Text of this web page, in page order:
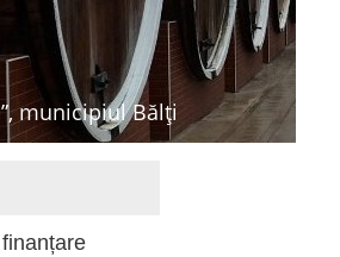
municipiul Bălți